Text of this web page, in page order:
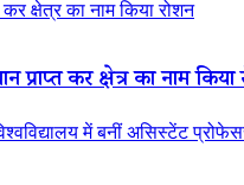
क्षेत्र का नाम किया रोशन
कर क्षेत्र का नाम किया
में बनीं असिस्टेंट